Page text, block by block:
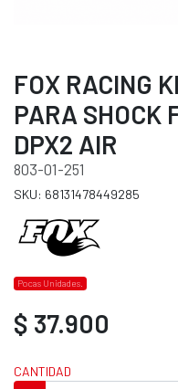
FOX RACING
PARA SHOCK
DPX2 AIR
803-01-251
SKU: 68131478449285
Pocas Unidades.
$ 37.900
CANTIDAD